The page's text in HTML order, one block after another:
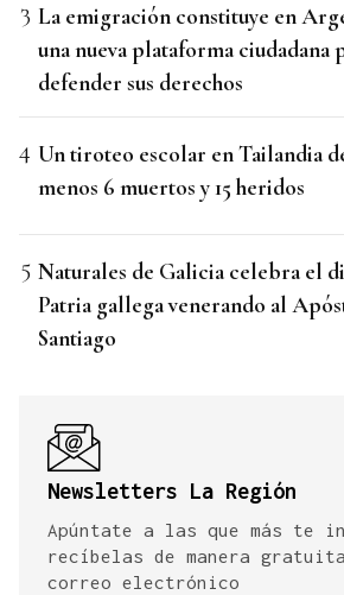
La emigración constituye en
una nueva plataforma ciudadana
defender sus derechos
Un tiroteo escolar en Tailandia
menos 6 muertos y 15 heridos
Naturales de Galicia celebra el
Patria gallega venerando al
Santiago
Newsletters La Región
Apúntate a las que más te
recíbelas de manera
correo electrónico